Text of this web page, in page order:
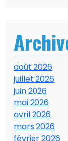
août 2026
juillet 2026
juin 2026
mai 2026
avril 2026
mars 2026
février 2026